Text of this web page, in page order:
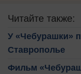
Читайте также:
У «Чебурашки»
Ставрополье
Фильм